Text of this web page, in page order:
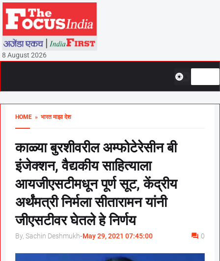
8 August 2026
HOME » भारत माझा देश
काळ्या बुरशीवरील अम्फोटेरेसीन बी
इंजेक्शन, वैद्यकीय साहित्याला
आयजीएसटीमधून पूर्ण सूट, केंद्रीय
अर्थंमत्री निर्मला सीतारामन यांनी
जीएसटीवर घेतले हे निर्णय
By, Sachin Deshmukh-May 29, 2021 07:45:00 0